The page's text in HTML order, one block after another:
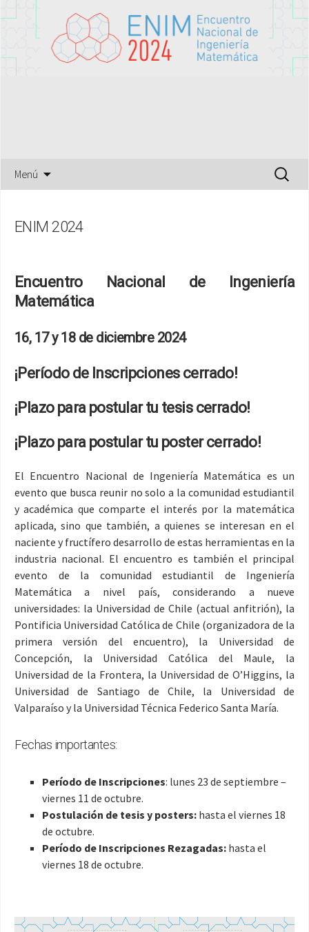
ENIM2024
VIII Encuentro Nacional de Ingeniería
Matemática
Menú
Buscar
por:
ENIM 2024
Encuentro Nacional de Ingeniería
Matemática
16, 17 y 18 de diciembre 2024
¡Período de Inscripciones cerrado!
¡Plazo para postular tu tesis cerrado!
¡Plazo para postular tu poster cerrado!
El Encuentro Nacional de Ingeniería Matemática es un
evento que busca reunir no solo a la comunidad estudiantil
y académica que comparte el interés por la matemática
aplicada, sino que también, a quienes se interesan en el
naciente y fructífero desarrollo de estas herramientas en la
industria nacional. El encuentro es también el principal
evento de la comunidad estudiantil de Ingeniería
Matemática a nivel país, considerando a nueve
universidades: la Universidad de Chile (actual anfitrión), la
Pontificia Universidad Católica de Chile (organizadora de la
primera versión del encuentro), la Universidad de
Concepción, la Universidad Católica del Maule, la
Universidad de la Frontera, la Universidad de O’Higgins, la
Universidad de Santiago de Chile, la Universidad de
Valparaíso y la Universidad Técnica Federico Santa María.
Fechas importantes:
Período de Inscripciones: lunes 23 de septiembre –
viernes 11 de octubre.
Postulación de tesis y posters: hasta el viernes 18
de octubre.
Período de Inscripciones Rezagadas: hasta el
viernes 18 de octubre.